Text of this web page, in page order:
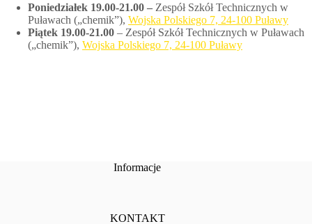
Poniedziałek 19.00-21.00 – Zespół Szkół Technicznych w
Puławach („chemik”), Wojska Polskiego 7, 24-100 Puławy
Piątek 19.00-21.00 – Zespół Szkół Technicznych w Puławach
(„chemik”), Wojska Polskiego 7, 24-100 Puławy
Informacje
KONTAKT